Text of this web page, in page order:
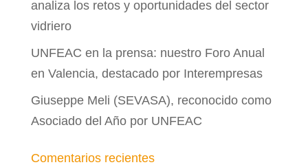
analiza los retos y oportunidades del sector
vidriero
UNFEAC en la prensa: nuestro Foro Anual
en Valencia, destacado por Interempresas
Giuseppe Meli (SEVASA), reconocido como
Asociado del Año por UNFEAC
Comentarios recientes